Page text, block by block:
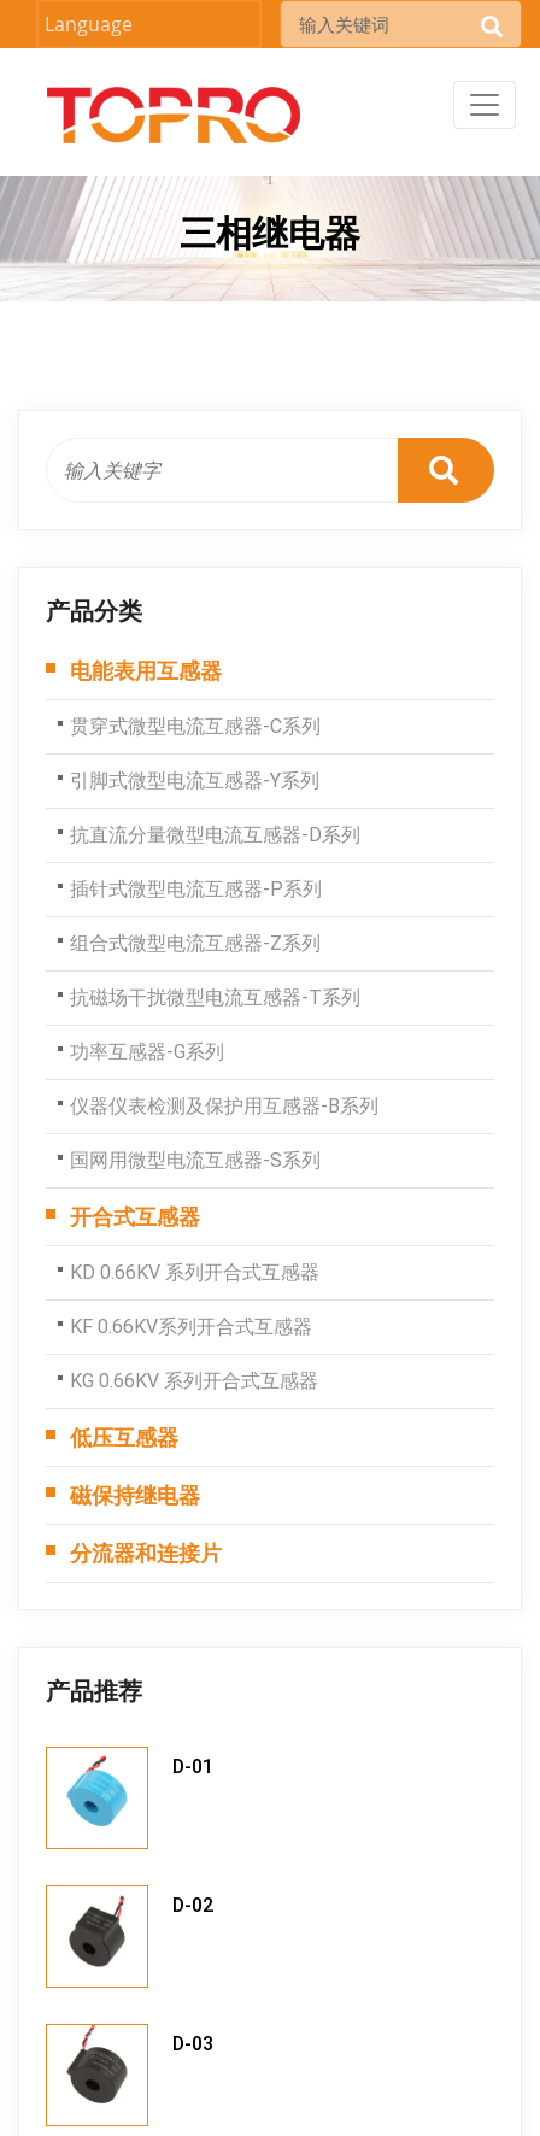
Language
三相继电器
产品分类
电能表用互感器
贯穿式微型电流互感器-C系列
引脚式微型电流互感器-Y系列
抗直流分量微型电流互感器-D系列
插针式微型电流互感器-P系列
组合式微型电流互感器-Z系列
抗磁场干扰微型电流互感器-T系列
功率互感器-G系列
仪器仪表检测及保护用互感器-B系列
国网用微型电流互感器-S系列
开合式互感器
KD 0.66KV 系列开合式互感器
KF 0.66KV系列开合式互感器
KG 0.66KV 系列开合式互感器
低压互感器
磁保持继电器
分流器和连接片
产品推荐
D-01
D-02
D-03